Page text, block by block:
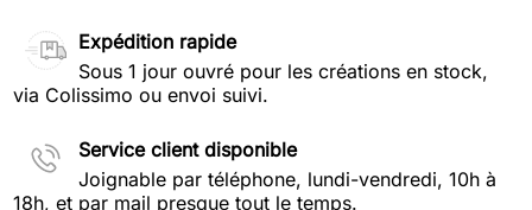
Expédition rapide
Sous 1 jour ouvré pour les créations en stock,
via Colissimo ou envoi suivi.
Service client disponible
Joignable par téléphone, lundi-vendredi, 10h à
18h, et par mail presque tout le temps.